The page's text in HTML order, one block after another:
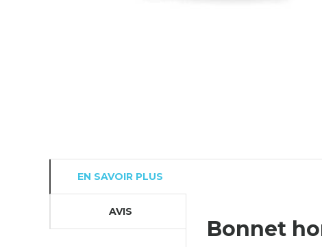
EN SAVOIR PLUS
AVIS
Bonnet